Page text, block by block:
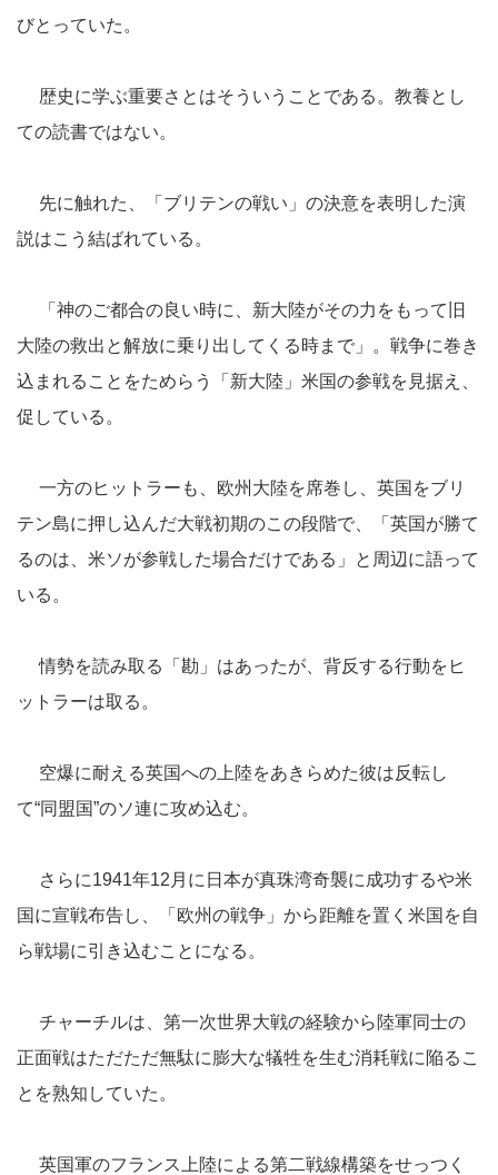
びとっていた。
歴史に学ぶ重要さとはそういうことである。教養とし
ての読書ではない。
先に触れた、「ブリテンの戦い」の決意を表明した演
説はこう結ばれている。
「神のご都合の良い時に、新大陸がその力をもって旧
大陸の救出と解放に乗り出してくる時まで」。戦争に巻き
込まれることをためらう「新大陸」米国の参戦を見据え、
促している。
一方のヒットラーも、欧州大陸を席巻し、英国をブリ
テン島に押し込んだ大戦初期のこの段階で、「英国が勝て
るのは、米ソが参戦した場合だけである」と周辺に語って
いる。
情勢を読み取る「勘」はあったが、背反する行動をヒ
ットラーは取る。
空爆に耐える英国への上陸をあきらめた彼は反転し
て“同盟国”のソ連に攻め込む。
さらに1941年12月に日本が真珠湾奇襲に成功するや米
国に宣戦布告し、「欧州の戦争」から距離を置く米国を自
ら戦場に引き込むことになる。
チャーチルは、第一次世界大戦の経験から陸軍同士の
正面戦はただただ無駄に膨大な犠牲を生む消耗戦に陥るこ
とを熟知していた。
英国軍のフランス上陸による第二戦線構築をせっつく